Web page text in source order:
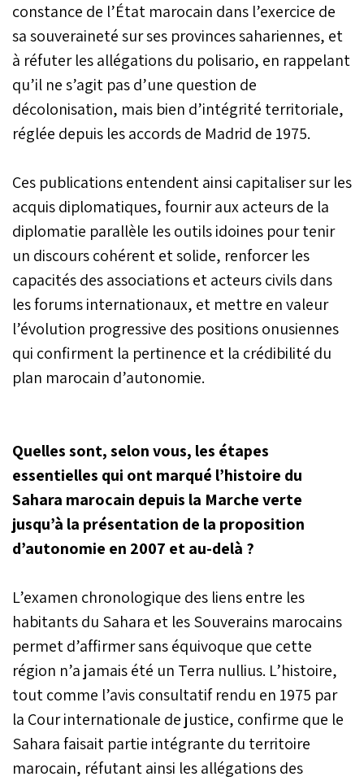
constance de l’État marocain dans l’exercice de
sa souveraineté sur ses provinces sahariennes, et
à réfuter les allégations du polisario, en rappelant
qu’il ne s’agit pas d’une question de
décolonisation, mais bien d’intégrité territoriale,
réglée depuis les accords de Madrid de 1975.
Ces publications entendent ainsi capitaliser sur les
acquis diplomatiques, fournir aux acteurs de la
diplomatie parallèle les outils idoines pour tenir
un discours cohérent et solide, renforcer les
capacités des associations et acteurs civils dans
les forums internationaux, et mettre en valeur
l’évolution progressive des positions onusiennes
qui confirment la pertinence et la crédibilité du
plan marocain d’autonomie.
Quelles sont, selon vous, les étapes
essentielles qui ont marqué l’histoire du
Sahara marocain depuis la Marche verte
jusqu’à la présentation de la proposition
d’autonomie en 2007 et au-delà ?
L’examen chronologique des liens entre les
habitants du Sahara et les Souverains marocains
permet d’affirmer sans équivoque que cette
région n’a jamais été un Terra nullius. L’histoire,
tout comme l’avis consultatif rendu en 1975 par
la Cour internationale de justice, confirme que le
Sahara faisait partie intégrante du territoire
marocain, réfutant ainsi les allégations des